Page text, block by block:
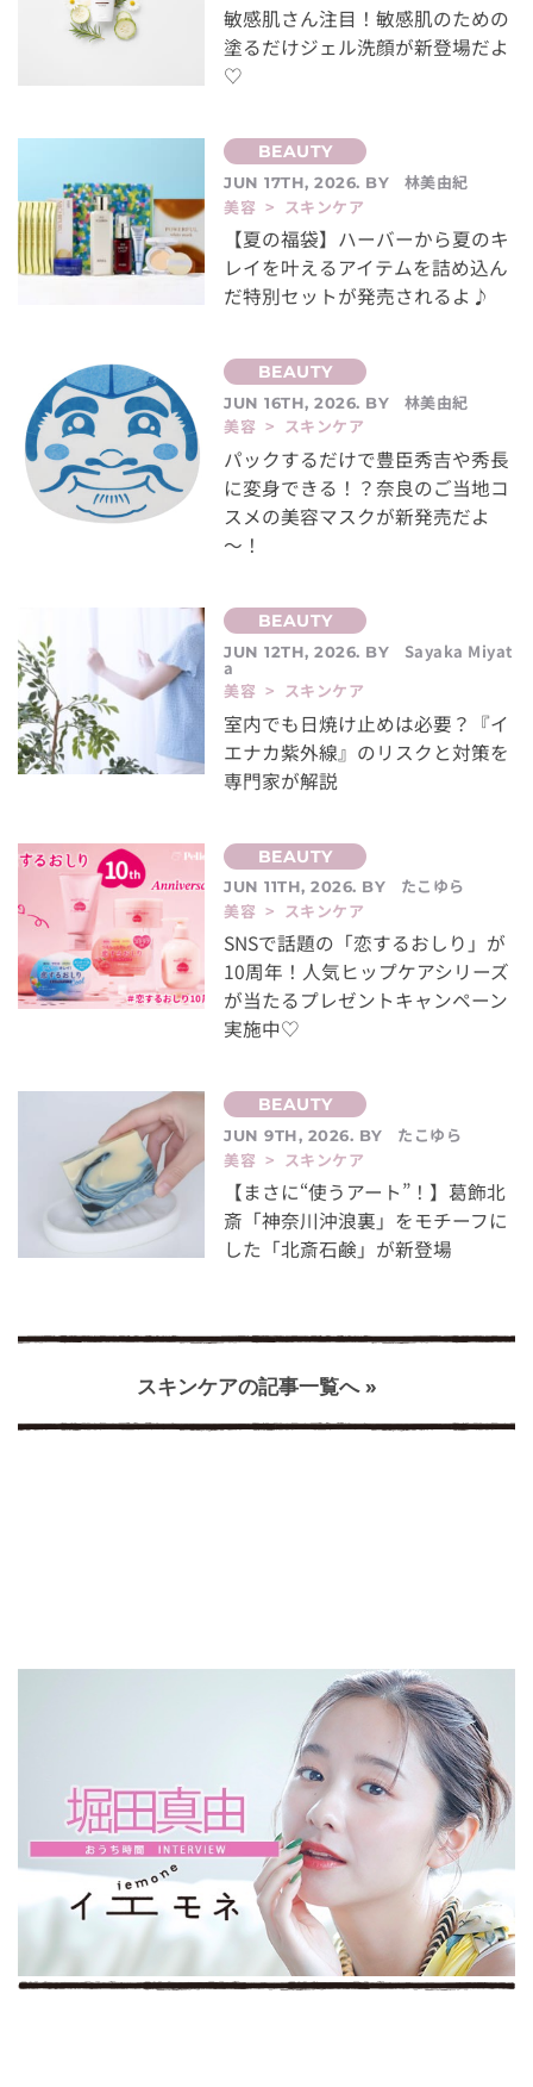
敏感肌さん注目！敏感肌のための
塗るだけジェル洗顔が新登場だよ
♡
JUN 17TH, 2026. BY
林美由紀
美容 > スキンケア
【夏の福袋】ハーバーから夏のキ
レイを叶えるアイテムを詰め込ん
だ特別セットが発売されるよ♪
JUN 16TH, 2026. BY
林美由紀
美容 > スキンケア
パックするだけで豊臣秀吉や秀長
に変身できる！？奈良のご当地コ
スメの美容マスクが新発売だよ
～！
JUN 12TH, 2026. BY Sayaka Miyat
a
美容 > スキンケア
室内でも日焼け止めは必要？『イ
エナカ紫外線』のリスクと対策を
専門家が解説
JUN 11TH, 2026. BY
たこゆら
美容 > スキンケア
SNSで話題の「恋するおしり」が
10周年！人気ヒップケアシリーズ
が当たるプレゼントキャンペーン
実施中♡
JUN 9TH, 2026. BY
たこゆら
美容 > スキンケア
【まさに“使うアート”！】葛飾北
斎「神奈川沖浪裏」をモチーフに
した「北斎石鹸」が新登場
スキンケアの記事一覧へ »